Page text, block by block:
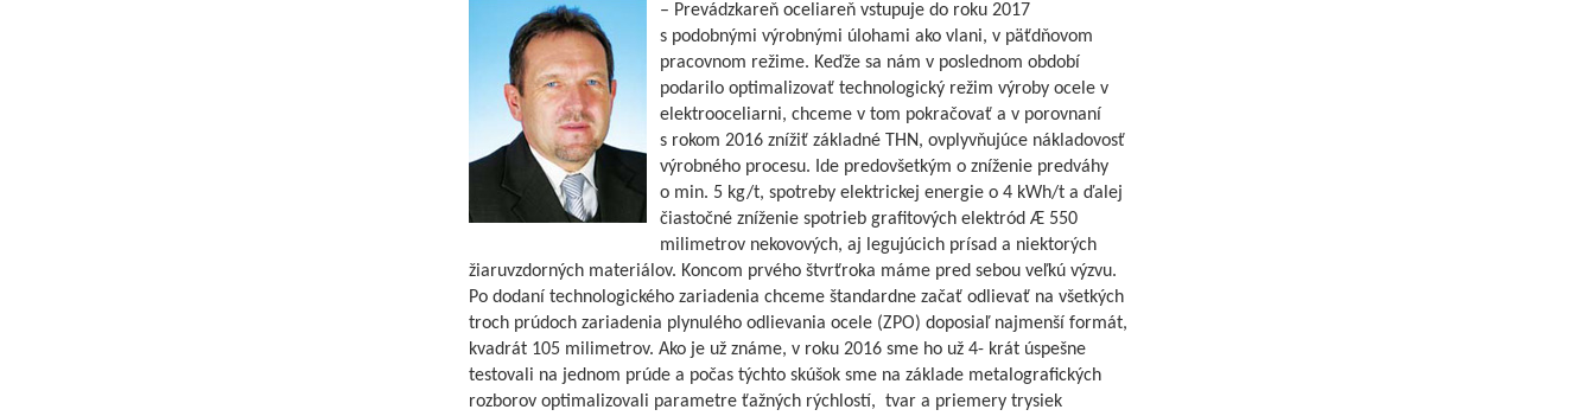
– Prevádzkareň oceliareň vstupuje do roku 2017
s podobnými výrobnými úlohami ako vlani, v päťdňovom
pracovnom režime. Keďže sa nám v poslednom období
podarilo optimalizovať technologický režim výroby ocele v
elektrooceliarni, chceme v tom pokračovať a v porovnaní
s rokom 2016 znížiť základné THN, ovplyvňujúce nákladovosť
výrobného procesu. Ide predovšetkým o zníženie predváhy
o min. 5 kg/t, spotreby elektrickej energie o 4 kWh/t a ďalej
čiastočné zníženie spotrieb grafitových elektród Æ 550
milimetrov nekovových, aj legujúcich prísad a niektorých
žiaruvzdorných materiálov. Koncom prvého štvrťroka máme pred sebou veľkú výzvu.
Po dodaní technologického zariadenia chceme štandardne začať odlievať na všetkých
troch prúdoch zariadenia plynulého odlievania ocele (ZPO) doposiaľ najmenší formát,
kvadrát 105 milimetrov. Ako je už známe, v roku 2016 sme ho už 4- krát úspešne
testovali na jednom prúde a počas týchto skúšok sme na základe metalografických
rozborov optimalizovali parametre ťažných rýchlostí, tvar a priemery trysiek